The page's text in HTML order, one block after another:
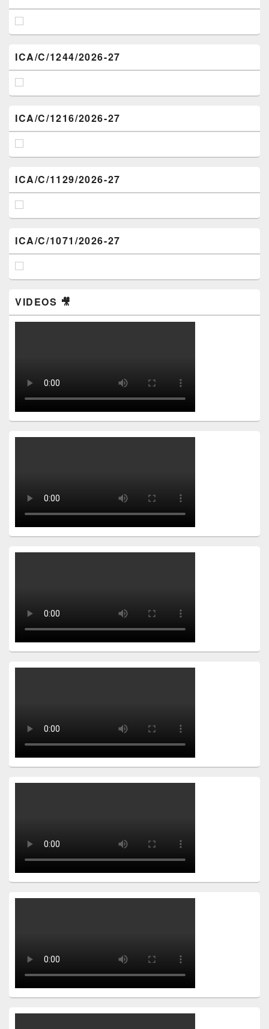
ICA/C/1244/2026-27
ICA/C/1216/2026-27
ICA/C/1129/2026-27
ICA/C/1071/2026-27
VIDEOS 🎥